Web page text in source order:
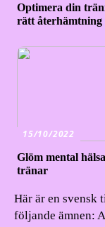
Optimera din
rätt återhämtning
15/10/2022
Glöm mental
tränar
Här är en svensk
följande ämnen: